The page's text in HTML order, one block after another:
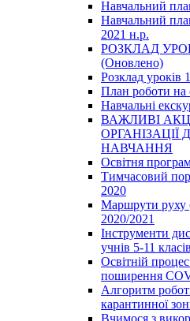
Навчальний
Навчальний
2021 н.р.
РОЗКЛАД
(Оновлено)
Розклад уроків
План роботи на
Навчальні
ВАЖЛИВІ
НАВЧАННЯ
Освітня
Тимчасовий
2020
Маршрути руху
2020/2021
Інструменти
учнів 5-11 класів
Освітній
поширення
Алгоритм
карантинної